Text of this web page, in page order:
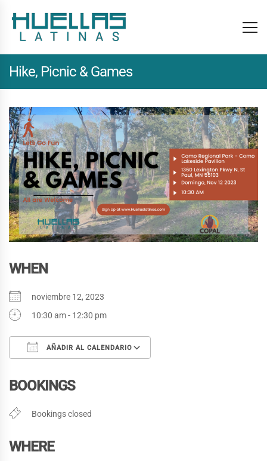
Hike, Picnic & Games
WHEN
noviembre 12, 2023
10:30 am - 12:30 pm
AÑADIR AL CALENDARIO
BOOKINGS
Bookings closed
WHERE